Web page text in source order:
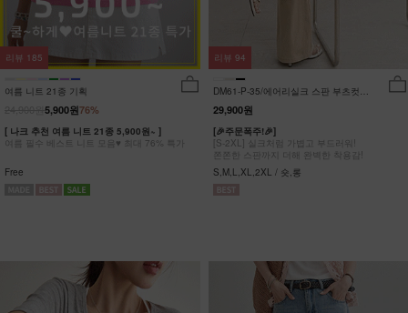
여름 니트 21종 기획
76%
5,900원
[ 나크 추천 여름 니트 21종 5,900원~ ]
여름 필수 베스트 니트 모음♥ 최대 76% 특가
Free
리뷰 185
DM61-P-35/에어리실크 스판 부츠컷팬
츠_DY
29,900원
[🎉주문폭주!🎉]
[S-2XL] 실크처럼 가볍고 부드러워!
쫀쫀한 스판까지 더해 완벽한 착용감!
S,M,L,XL,2XL / 숏,롱
리뷰 94